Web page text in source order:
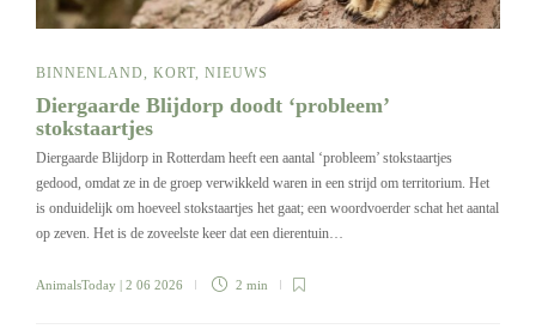
BINNENLAND KORT NIEUWS
Diergaarde Blijdorp doodt ‘probleem’
stokstaartjes
Diergaarde Blijdorp in Rotterdam heeft een aantal ‘probleem’ stokstaartjes
gedood, omdat ze in de groep verwikkeld waren in een strijd om territorium. Het
is onduidelijk om hoeveel stokstaartjes het gaat; een woordvoerder schat het aantal
op zeven. Het is de zoveelste keer dat een dierentuin…
AnimalsToday | 2 06 2026 2 min